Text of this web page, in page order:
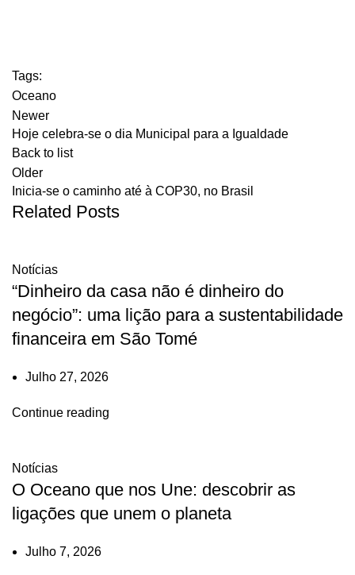
Tags:
Oceano
Newer
Hoje celebra-se o dia Municipal para a Igualdade
Back to list
Older
Inicia-se o caminho até à COP30, no Brasil
Related Posts
Notícias
“Dinheiro da casa não é dinheiro do
negócio”: uma lição para a sustentabilidade
financeira em São Tomé
Julho 27, 2026
Continue reading
Notícias
O Oceano que nos Une: descobrir as
ligações que unem o planeta
Julho 7, 2026